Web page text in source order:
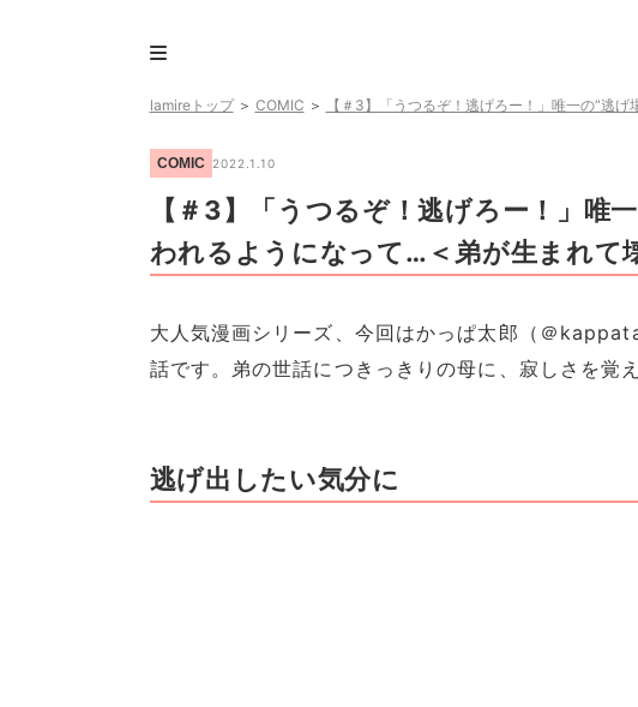
lamireトップ＞ COMIC ＞ 【＃3】「うつるぞ！逃げろー！」唯一の“逃
COMIC 2022.1.10
【＃3】「うつるぞ！逃げろー！」唯
われるようになって…＜弟が生まれて
大人気漫画シリーズ、今回はかっぱ太郎（＠
話です。弟の世話につきっきりの母に、寂しさを覚
逃げ出したい気分に